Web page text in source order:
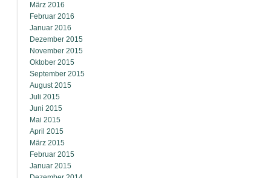
März 2016
Februar 2016
Januar 2016
Dezember 2015
November 2015
Oktober 2015
September 2015
August 2015
Juli 2015
Juni 2015
Mai 2015
April 2015
März 2015
Februar 2015
Januar 2015